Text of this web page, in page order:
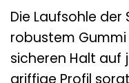
Die Laufsohle
robustem
sicheren Halt auf